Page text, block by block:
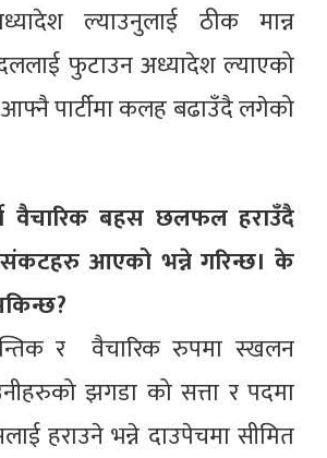
ल्याउनुलाई ठीक मान्न
फुटाउन अध्यादेश ल्याएको
पार्टीमा कलह बढाउँदै लगेको
वैचारिक बहस छलफल हराउँदै
आएको भन्ने गरिन्छ। के
र वैचारिक रुपमा स्खलन
झगडा को सत्ता र पदमा
हराउने भन्ने दाउपेचमा सीमित